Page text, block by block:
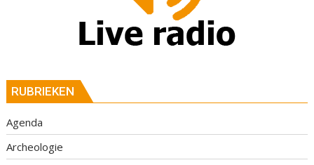
RUBRIEKEN
Agenda
Archeologie